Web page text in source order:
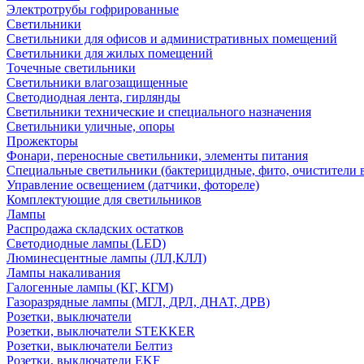
Электротрубы гофрированные
Светильники
Светильники для офисов и административных помещений
Светильники для жилых помещений
Точечные светильники
Светильники влагозащищенные
Светодиодная лента, гирлянды
Светильники технические и специального назначения
Светильники уличные, опоры
Прожекторы
Фонари, переносные светильники, элементы питания
Специальные светильники (бактерицидные, фито, очистители
Управление освещением (датчики, фотореле)
Комплектующие для светильников
Лампы
Распродажа складских остатков
Светодиодные лампы (LED)
Люминесцентные лампы (ЛЛ,КЛЛ)
Лампы накаливания
Галогенные лампы (КГ, КГМ)
Газоразрядные лампы (МГЛ, ДРЛ, ДНАТ, ДРВ)
Розетки, выключатели
Розетки, выключатели STEKKER
Розетки, выключатели Белтиз
Розетки, выключатели EKF